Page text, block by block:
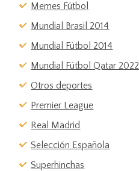
Memes Fútbol
Mundial Brasil 2014
Mundial Fútbol 2014
Mundial Fútbol Qatar 2022
Otros deportes
Premier League
Real Madrid
Selección Española
Superhinchas